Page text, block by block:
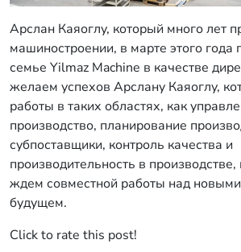
Арслан Каяоглу, который много лет
машиностроении, в марте этого года
семье Yilmaz Machine в качестве
желаем успехов Арслану Каяоглу,
работы в таких областях, как
производство, планирование
субпоставщики, контроль качества и
производительность в
ждем совместной работы над
будущем.
Click to rate this post!